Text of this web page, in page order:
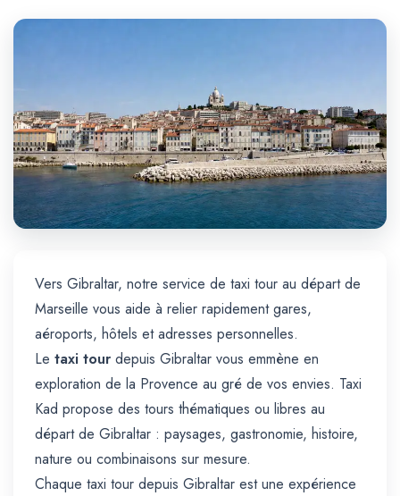
Vers Gibraltar, notre service de taxi tour au départ de
Marseille vous aide à relier rapidement gares,
aéroports, hôtels et adresses personnelles.
Le taxi tour depuis Gibraltar vous emmène en
exploration de la Provence au gré de vos envies. Taxi
Kad propose des tours thématiques ou libres au
départ de Gibraltar : paysages, gastronomie, histoire,
nature ou combinaisons sur mesure.
Chaque taxi tour depuis Gibraltar est une expérience